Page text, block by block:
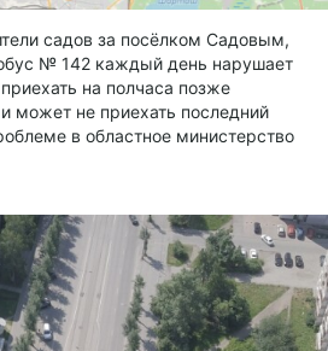
садов за посёлком Садовым,
№ 142 каждый день нарушает
на полчаса позже
может не приехать последний
в областное министерство